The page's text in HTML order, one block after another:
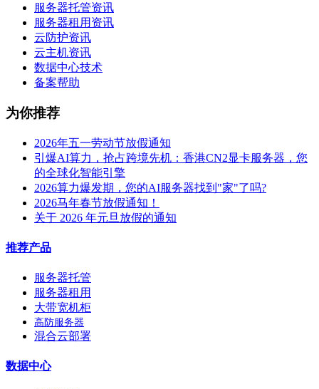
服务器托管资讯
服务器租用资讯
云防护资讯
云主机资讯
数据中心技术
备案帮助
为你推荐
2026年五一劳动节放假通知
引爆AI算力，抢占跨境先机：香港CN2显卡服务器，您
的全球化智能引擎
2026算力爆发期，您的AI服务器找到"家"了吗?
2026马年春节放假通知！
关于 2026 年元旦放假的通知
推荐产品
服务器托管
服务器租用
大带宽机柜
高防服务器
混合云部署
数据中心